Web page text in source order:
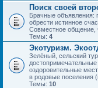
Поиск своей
Брачные объявления:
обрести истинное
Совместное общение,
Темы: 4
Экотуризм.
Зелёный, сельский
оздоровительные
в родовые поселения
Темы: 10